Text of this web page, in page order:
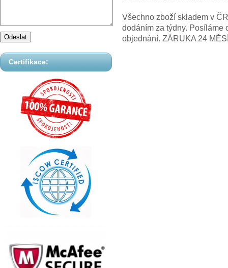
Certifikace:
Všechno zboží skladem v
dodáním za týdny. Posíláme
objednání. ZÁRUKA 24